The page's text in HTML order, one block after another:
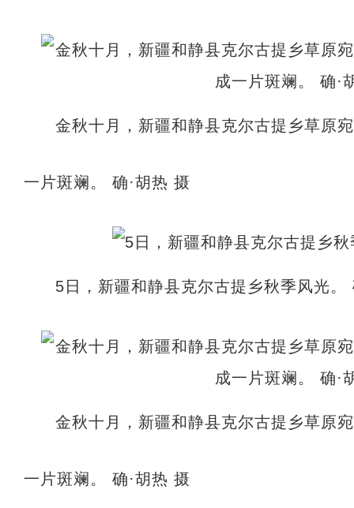
金秋十月，新疆和静县克尔古提乡草原
一片斑斓。 确·胡热 摄
5日，新疆和静县克尔古提乡秋季风光。
金秋十月，新疆和静县克尔古提乡草原
一片斑斓。 确·胡热 摄